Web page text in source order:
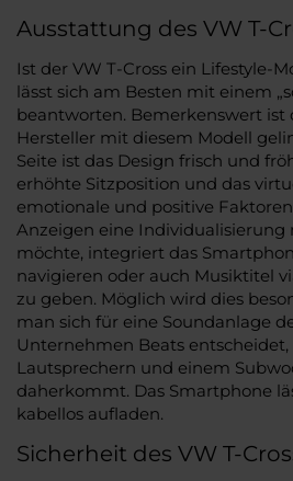
Ausstattung des VW T-
Ist der VW T-Cross ein Lifestyle-
lässt sich am Besten mit einem
beantworten. Bemerkenswert ist
Hersteller mit diesem Modell
Seite ist das Design frisch und
erhöhte Sitzposition und das
emotionale und positive
Anzeigen eine
möchte, integriert das
navigieren oder auch Musiktitel
zu geben. Möglich wird dies
man sich für eine Soundanlage
Unternehmen Beats
Lautsprechern und einem
daherkommt. Das Smartphone
kabellos aufladen.
Sicherheit des VW T-